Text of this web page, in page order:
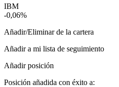
IBM
-0,06%
Añadir/Eliminar de la cartera
Añadir a mi lista de seguimiento
Añadir posición
Posición añadida con éxito a: